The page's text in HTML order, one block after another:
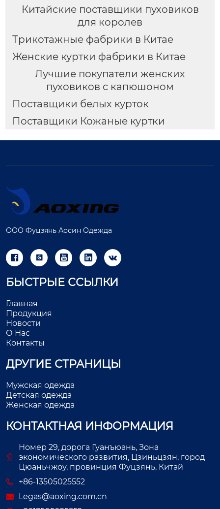
Китайские поставщики пуховиков
для королев
Трикотажные фабрики в Китае
Женские куртки фабрики в Китае
Лучшие покупатели женских
пуховиков с капюшоном
Поставщики белых курток
Поставщики Кожаные куртки
ООО Фуцзянь Аосин Одежда
    
БЫСТРЫЕ ССЫЛКИ
Главная
Продукция
Новости
О Нас
Контакты
ДРУГИЕ СТРАНИЦЫ
Мужская одежда
Детская одежда
Женская одежда
КОНТАКТНАЯ ИНФОРМАЦИЯ
Номер 29, дорога Гуанъюань, Зона
экономического развития, Цзиньцзян, город
Цюаньчжоу, провинция Фуцзянь, Китай
+86-13505025552
Legas@aoxing.com.cn